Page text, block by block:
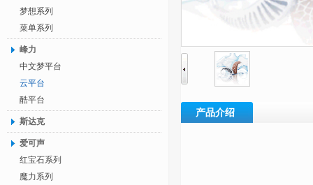
梦想系列
菜单系列
峰力
中文梦平台
云平台
酷平台
斯达克
爱可声
红宝石系列
魔力系列
产品介绍